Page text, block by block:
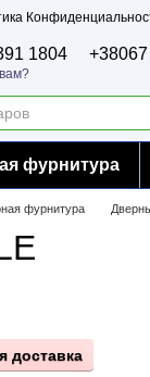
1804
фурнитура
фурнитура
доставка